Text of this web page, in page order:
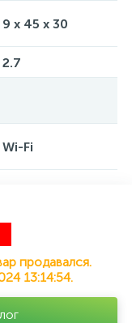
9 x 45 x 30
2.7
Wi-Fi
продавался.
13:14:54.